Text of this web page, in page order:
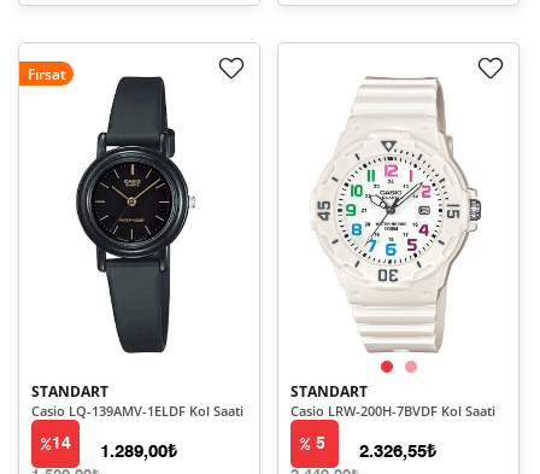
Fırsat
STANDART
Casio LQ-139AMV-1ELDF Kol Saati
14 1.289,00₺
STANDART
Casio LRW-200H-7BVDF Kol Saati
5 2.326,55₺